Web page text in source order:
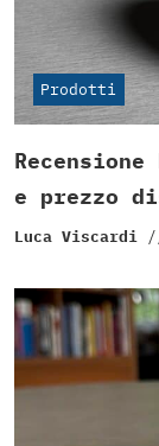
Prodotti
e prezzo
Luca Viscardi